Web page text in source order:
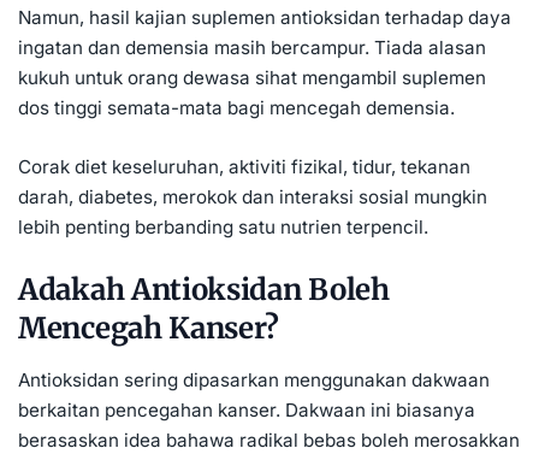
Namun, hasil kajian suplemen antioksidan terhadap daya
ingatan dan demensia masih bercampur. Tiada alasan
kukuh untuk orang dewasa sihat mengambil suplemen
dos tinggi semata-mata bagi mencegah demensia.
Corak diet keseluruhan, aktiviti fizikal, tidur, tekanan
darah, diabetes, merokok dan interaksi sosial mungkin
lebih penting berbanding satu nutrien terpencil.
Adakah Antioksidan Boleh
Mencegah Kanser?
Antioksidan sering dipasarkan menggunakan dakwaan
berkaitan pencegahan kanser. Dakwaan ini biasanya
berasaskan idea bahawa radikal bebas boleh merosakkan